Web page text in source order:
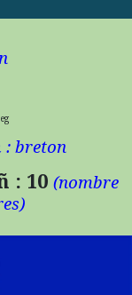
: breton
: 10 (nombre